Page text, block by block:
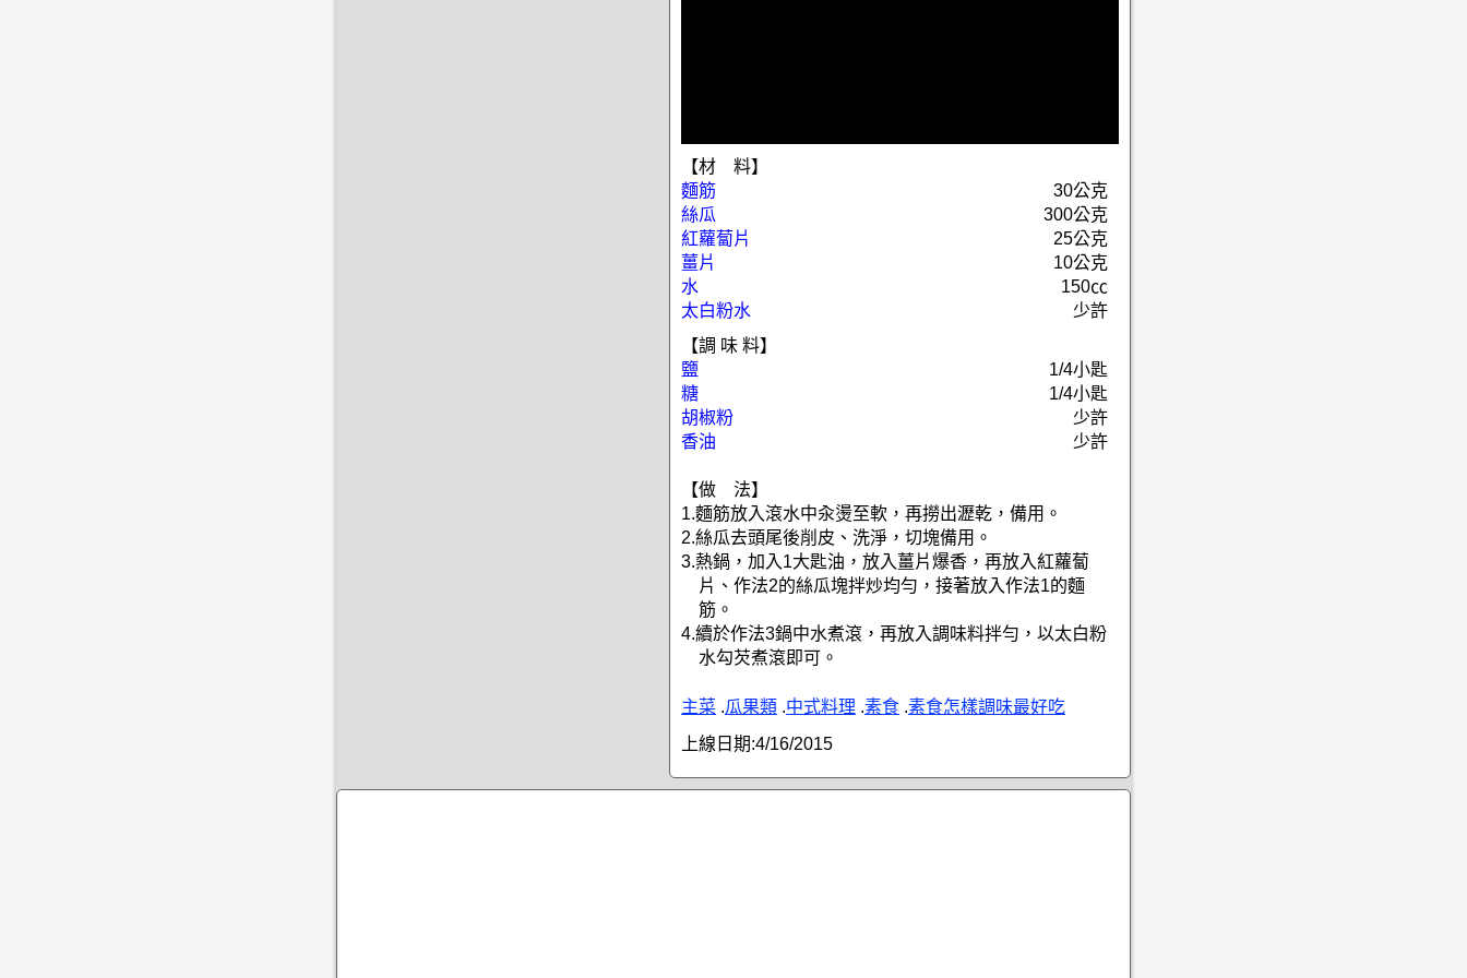
【材 料】
麵筋
30公克
絲瓜
300公克
紅蘿蔔片
25公克
薑片
10公克
水
150㏄
太白粉水
少許
【調 味 料】
鹽
1/4小匙
糖
1/4小匙
胡椒粉
少許
香油
少許
【做 法】
1.麵筋放入滾水中汆燙至軟，再撈出瀝乾，備用。
2.絲瓜去頭尾後削皮、洗淨，切塊備用。
3.熱鍋，加入1大匙油，放入薑片爆香，再放入紅蘿蔔
片、作法2的絲瓜塊拌炒均勻，接著放入作法1的麵
筋。
4.續於作法3鍋中水煮滾，再放入調味料拌勻，以太白粉
水勾芡煮滾即可。
主菜 .瓜果類 .中式料理 .素食 .素食怎樣調味最好吃
上線日期:4/16/2015